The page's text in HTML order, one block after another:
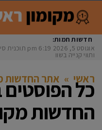
חדשות חמות:
אוגוסט 5, 2026
6:19 pm תוכנית
ותווי קנייה בשווי
ראשי » אתר החדשות
כל הפוסטים
החדשות